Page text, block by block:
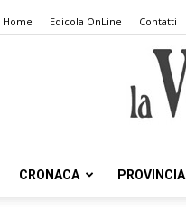
Home Edicola OnLine Contatti
CRONACA PROVINCIA